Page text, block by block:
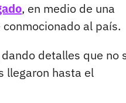
, en medio de una
al país.
detalles que no
llegaron hasta el